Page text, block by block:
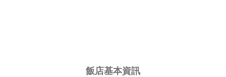
飯店基本資訊